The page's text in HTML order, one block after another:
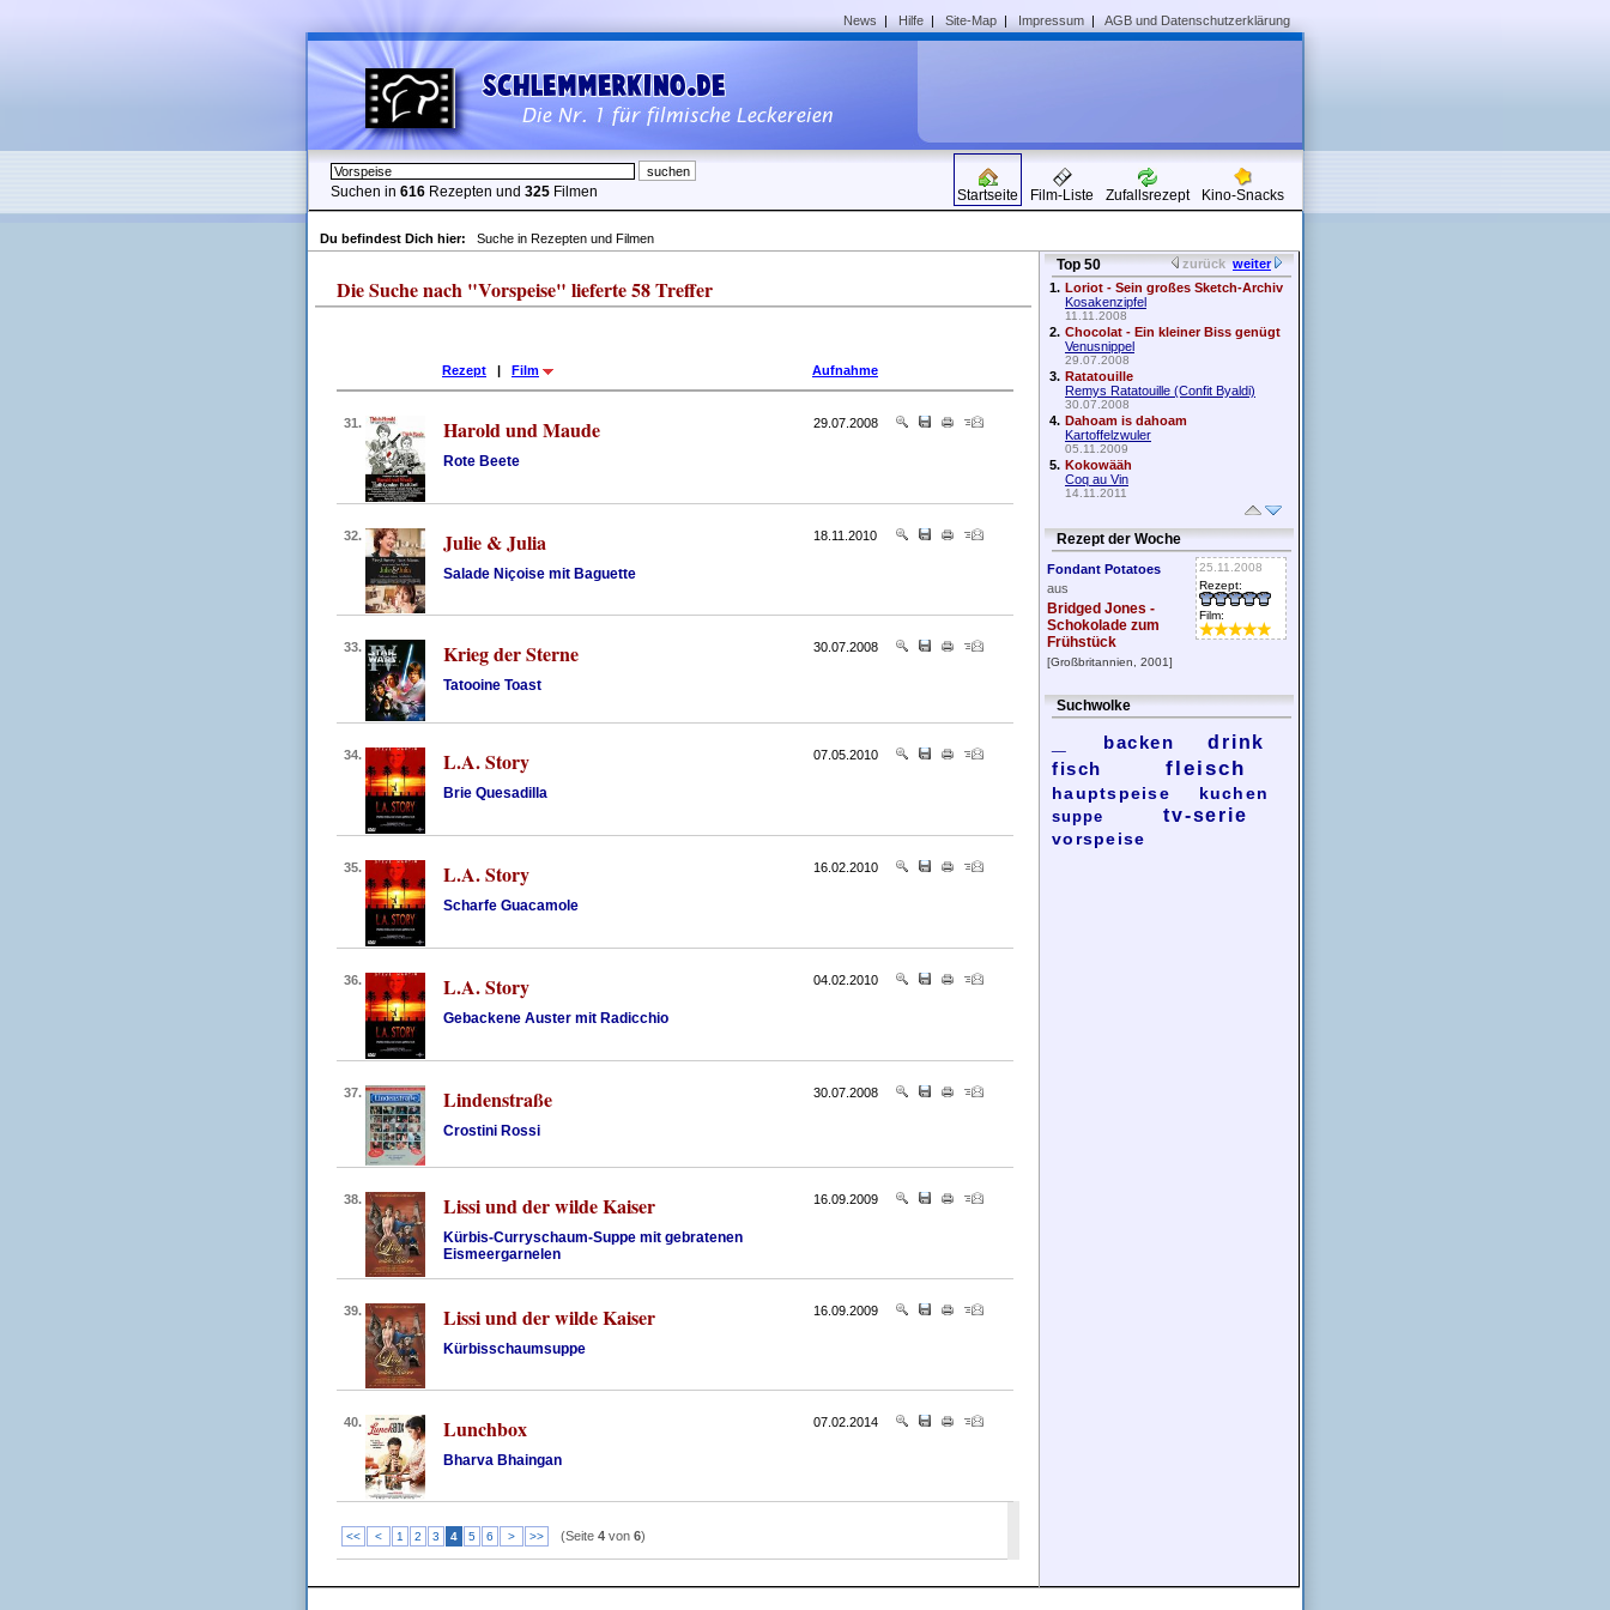
News | Hilfe | Site-Map | Impressum | AGB und Datenschutzerklärung
Suchen in 616 Rezepten und 325 Filmen Startseite Film-Liste Zufallsrezept Kino-Snacks
Du befindest Dich hier: Suche in Rezepten und Filmen
Die Suche nach "Vorspeise" lieferte 58 Treffer
Rezept | Film Aufnahme
31. Harold und Maude
Rote Beete
29.07.2008
32. Julie & Julia
Salade Niçoise mit Baguette
18.11.2010
33. Krieg der Sterne
Tatooine Toast
30.07.2008
34. L.A. Story
Brie Quesadilla
07.05.2010
35. L.A. Story
Scharfe Guacamole
16.02.2010
36. L.A. Story
Gebackene Auster mit Radicchio
04.02.2010
37. Lindenstraße
Crostini Rossi
30.07.2008
38. Lissi und der wilde Kaiser
Kürbis-Curryschaum-Suppe mit gebratenen
Eismeergarnelen
16.09.2009
39. Lissi und der wilde Kaiser
Kürbisschaumsuppe
16.09.2009
40. Lunchbox
Bharva Bhaingan
07.02.2014
<< < 1 2 3 4 5 6 > >> (Seite 4 von 6)
zurück weiter
Top 50
1. Loriot - Sein großes Sketch-Archiv
Kosakenzipfel
11.11.2008
2. Chocolat - Ein kleiner Biss genügt
Venusnippel
29.07.2008
3. Ratatouille
Remys Ratatouille (Confit Byaldi)
30.07.2008
4. Dahoam is dahoam
Kartoffelzwuler
05.11.2009
5. Kokowääh
Coq au Vin
14.11.2011
Rezept der Woche
25.11.2008
Rezept:
Film:
Fondant Potatoes
aus
Bridged Jones -
Schokolade zum
Frühstück
[Großbritannien, 2001]
Suchwolke
backen
drink
fisch
fleisch
hauptspeise kuchen
suppe tv-serie
vorspeise